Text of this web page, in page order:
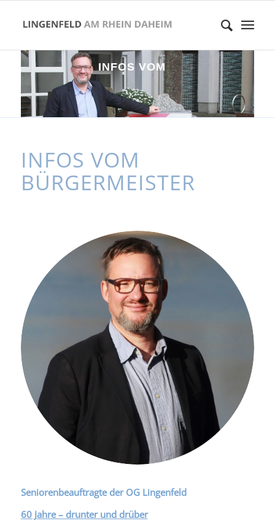
INFOS VOM
BÜ E RMEI T
INFOS VOM
BÜRGERMEISTER
Seniorenbeauftragte der OG Lingenfeld
60 Jahre – drunter und drüber